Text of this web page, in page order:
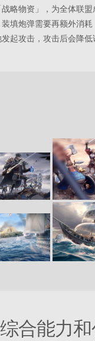
略物资」，为全体联
填炮弹需要再额外消
起攻击，攻击后会降低
合能力和